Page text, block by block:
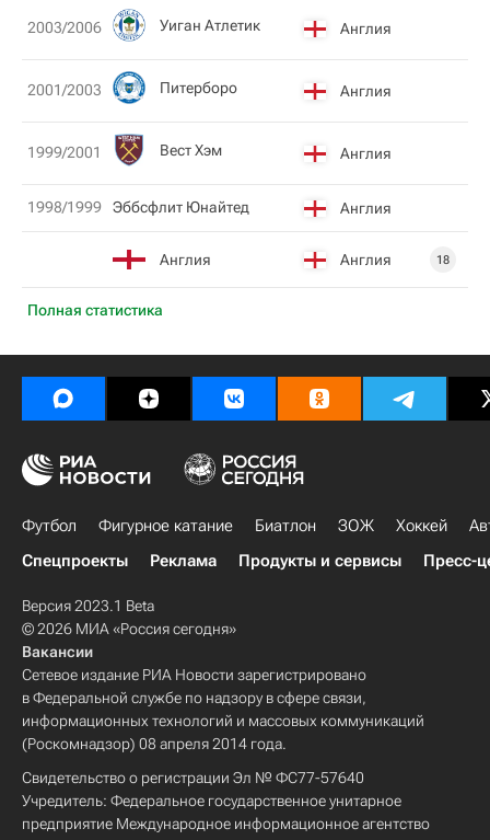
Полная статистика
2003/2006 Уиган Атлетик Англия
2001/2003 Питерборо Англия
1999/2001 Вест Хэм Англия
1998/1999 Эббсфлит Юнайтед Англия
Англия Англия 18
Футбол Фигурное катание Биатлон ЗОЖ Хоккей
Спецпроекты
Реклама Продукты и сервисы Пресс-
Версия 2023.1 Beta
© 2026 МИА «Россия сегодня»
Вакансии
Сетевое издание РИА Новости зарегистрировано
в Федеральной службе по надзору в сфере связи,
информационных технологий и массовых коммуникаций
(Роскомнадзор) 08 апреля 2014 года.
Свидетельство о регистрации Эл № ФС77-57640
Учредитель: Федеральное государственное унитарное
предприятие Международное информационное агентство